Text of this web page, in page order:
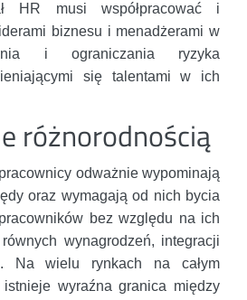
HR musi współpracować i
biznesu i menadżerami w
i ograniczania ryzyka
się talentami w ich
różnorodnością
odważnie wypominają
oraz wymagają od nich bycia
bez względu na ich
wynagrodzeń, integracji
Na wielu rynkach na całym
wyraźna granica między